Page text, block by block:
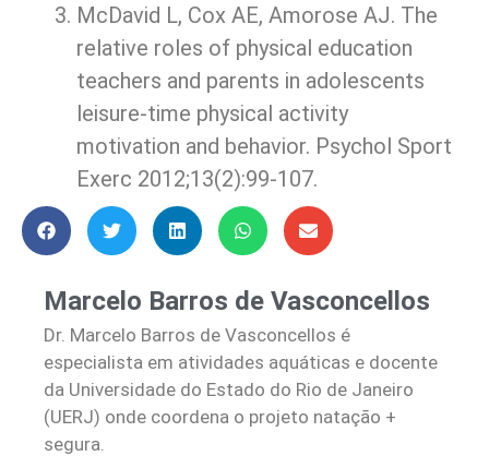
McDavid L, Cox AE, Amorose AJ. The
relative roles of physical education
teachers and parents in ado­lescents
leisure-time physical activity
motivation and behavior. Psychol Sport
Exerc 2012;13(2):99-107.
Marcelo Barros de Vasconcellos
Dr. Marcelo Barros de Vasconcellos é
especialista em atividades aquáticas e docente
da Universidade do Estado do Rio de Janeiro
(UERJ) onde coordena o projeto natação +
segura.